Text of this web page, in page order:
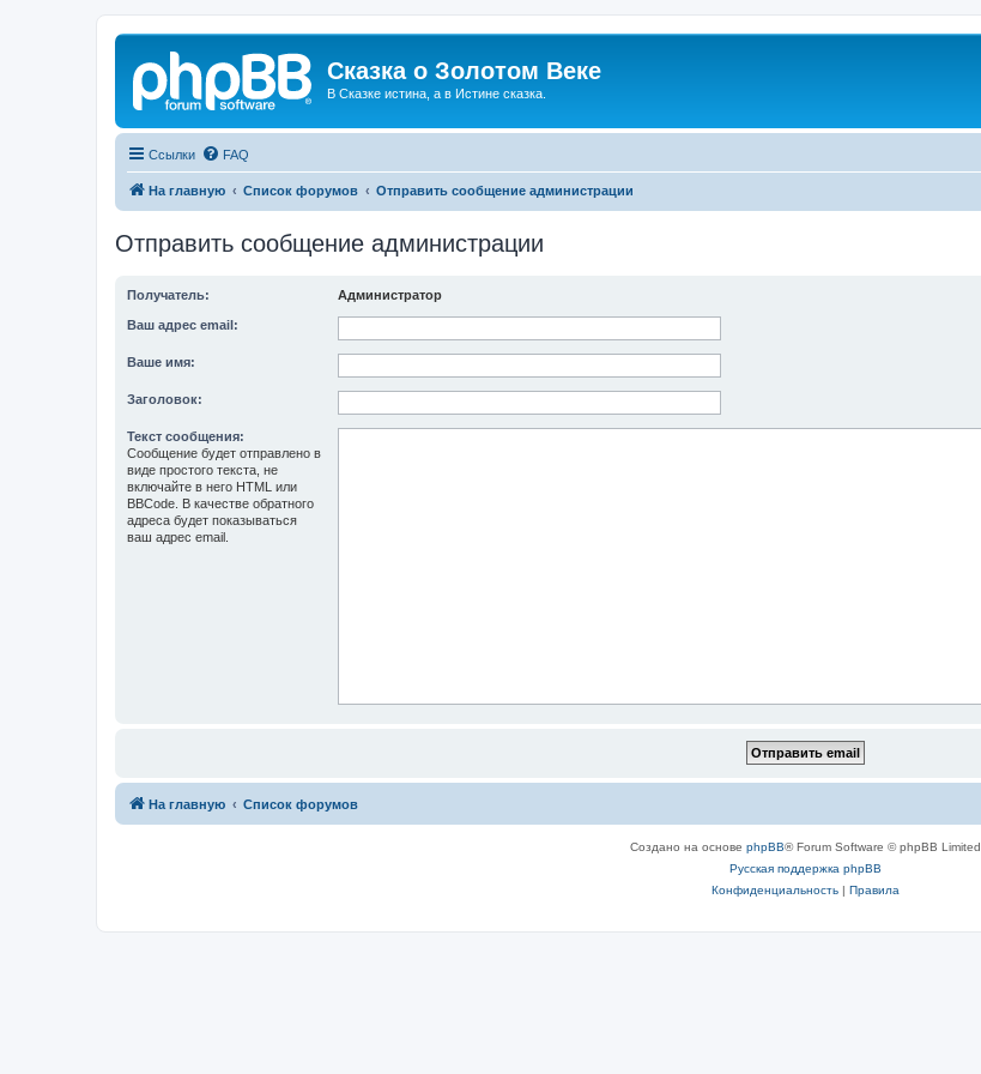
Сказка о Золотом Веке
В Сказке истина, а в Истине сказка.
Ссылки FAQ
На главную Список форумов Отправить сообщение администрации
Отправить сообщение администрации
Получатель: Администратор
Ваш адрес email:
Ваше имя:
Заголовок:
Текст сообщения:
Сообщение будет отправлено в
виде простого текста, не
включайте в него HTML или
BBCode. В качестве обратного
адреса будет показываться
ваш адрес email.
На главную Список форумов
Создано на основе phpBB® Forum Software © phpBB Limited
Русская поддержка phpBB
Конфиденциальность| Правила